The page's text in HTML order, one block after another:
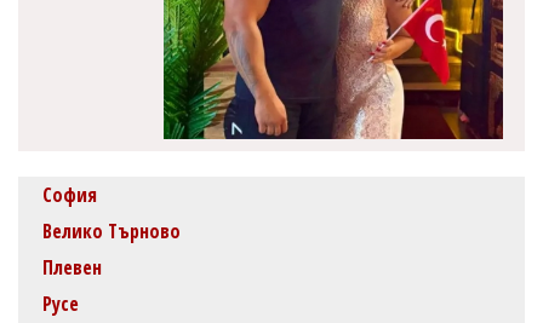
София
Велико Търново
Плевен
Русе